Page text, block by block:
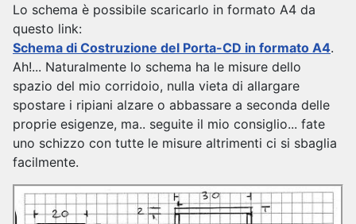
Lo schema è possibile scaricarlo in formato A4 da
questo link:
Schema di Costruzione del Porta-CD in formato A4.
Ah!... Naturalmente lo schema ha le misure dello
spazio del mio corridoio, nulla vieta di allargare
spostare i ripiani alzare o abbassare a seconda delle
proprie esigenze, ma.. seguite il mio consiglio... fate
uno schizzo con tutte le misure altrimenti ci si sbaglia
facilmente.